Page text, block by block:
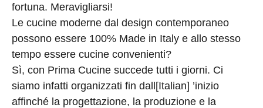
fortuna. Meravigliarsi!
Le cucine moderne dal design contemporaneo
possono essere 100% Made in Italy e allo stesso
tempo essere cucine convenienti?
Sì, con Prima Cucine succede tutti i giorni. Ci
siamo infatti organizzati fin dall[Italian] ’inizio
affinché la progettazione, la produzione e la